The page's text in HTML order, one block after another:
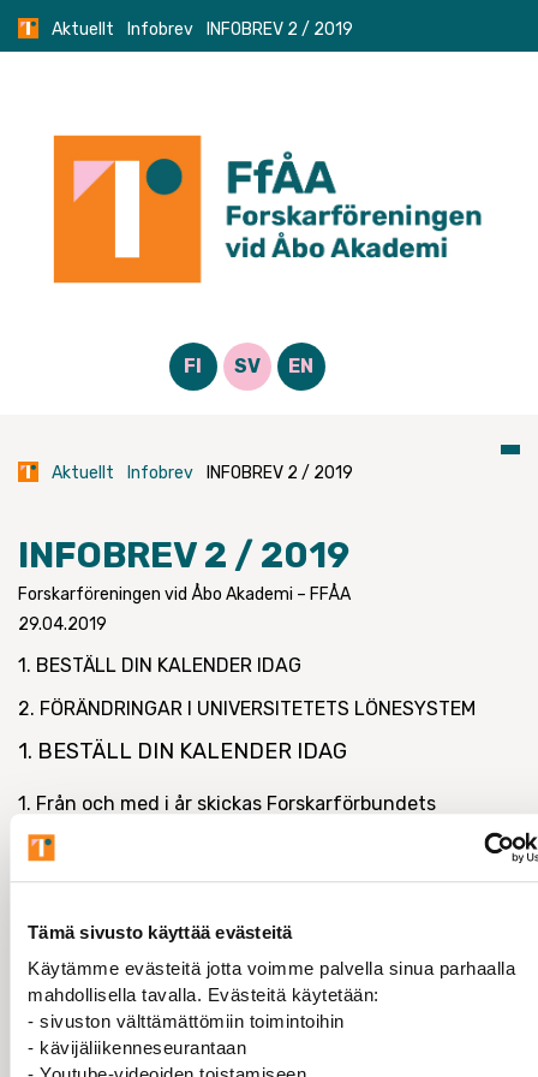
Tämä sivusto käyttää evästeitä
Käytämme evästeitä jotta voimme palvella sinua parhaalla
mahdollisella tavalla. Evästeitä käytetään:
- sivuston välttämättömiin toimintoihin
- kävijäliikenneseurantaan
Skip
Aktuellt Infobrev INFOBREV 2 / 2019
FI SV EN
Aktuellt Infobrev INFOBREV 2 / 2019
INFOBREV 2 / 2019
Forskarföreningen vid Åbo Akademi – FFÅA
29.04.2019
1. BESTÄLL DIN KALENDER IDAG
2. FÖRÄNDRINGAR I UNIVERSITETETS LÖNESYSTEM
1. BESTÄLL DIN KALENDER IDAG
1. Från och med i år skickas Forskarförbundets
kalendrar inte automatiskt ut till alla medlemmar, utan
enbart till dem som har beställt den. Gör din beställning
här, senast 30.4, för att försäkra dig om att få en i
https://link.webropolsurveys.com/Participation/Public/
4a0f-4939-b61d-55a7b9135844?displayId=Fin1729787
(Medlemsnumret kan numera läsas av det mobila
medlemskortet. Du har väl laddat ner det? Ett sms med